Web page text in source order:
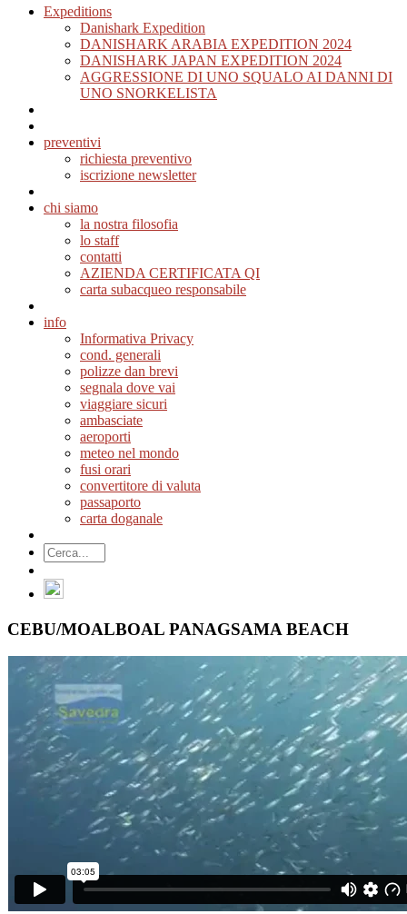
Expeditions
Danishark Expedition
DANISHARK ARABIA EXPEDITION 2024
DANISHARK JAPAN EXPEDITION 2024
AGGRESSIONE DI UNO SQUALO AI DANNI DI
UNO SNORKELISTA
preventivi
richiesta preventivo
iscrizione newsletter
chi siamo
la nostra filosofia
lo staff
contatti
AZIENDA CERTIFICATA QI
carta subacqueo responsabile
info
Informativa Privacy
cond. generali
polizze dan brevi
segnala dove vai
viaggiare sicuri
ambasciate
aeroporti
meteo nel mondo
fusi orari
convertitore di valuta
passaporto
carta doganale
CEBU/MOALBOAL PANAGSAMA BEACH